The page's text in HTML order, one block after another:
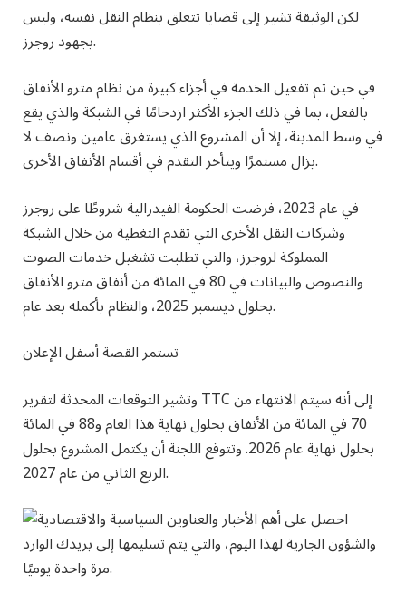
لكن الوثيقة تشير إلى قضايا تتعلق بنظام النقل نفسه، وليس
بجهود روجرز.
في حين تم تفعيل الخدمة في أجزاء كبيرة من نظام مترو الأنفاق
بالفعل، بما في ذلك الجزء الأكثر ازدحامًا في الشبكة والذي يقع
في وسط المدينة، إلا أن المشروع الذي يستغرق عامين ونصف لا
يزال مستمرًا ويتأخر التقدم في أقسام الأنفاق الأخرى.
في عام 2023، فرضت الحكومة الفيدرالية شروطًا على روجرز
وشركات النقل الأخرى التي تقدم التغطية من خلال الشبكة
المملوكة لروجرز، والتي تطلبت تشغيل خدمات الصوت
والنصوص والبيانات في 80 في المائة من أنفاق مترو الأنفاق
بحلول ديسمبر 2025، والنظام بأكمله بعد عام.
تستمر القصة أسفل الإعلان
وتشير التوقعات المحدثة لتقرير TTC إلى أنه سيتم الانتهاء من
70 في المائة من الأنفاق بحلول نهاية هذا العام و88 في المائة
بحلول نهاية عام 2026. وتتوقع اللجنة أن يكتمل المشروع بحلول
الربع الثاني من عام 2027.